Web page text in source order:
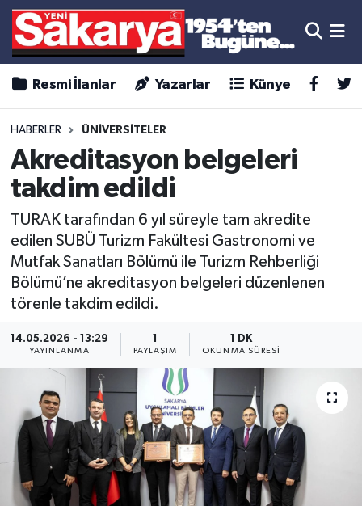
Resmi İlanlar Yazarlar Künye
HABERLER ÜNİVERSİTELER
Akreditasyon belgeleri
takdim edildi
TURAK tarafından 6 yıl süreyle tam akredite
edilen SUBÜ Turizm Fakültesi Gastronomi ve
Mutfak Sanatları Bölümü ile Turizm Rehberliği
Bölümü’ne akreditasyon belgeleri düzenlenen
törenle takdim edildi.
14.05.2026 - 13:29
YAYINLANMA PAYLAŞIM
1 DK
OKUNMA SÜRESI